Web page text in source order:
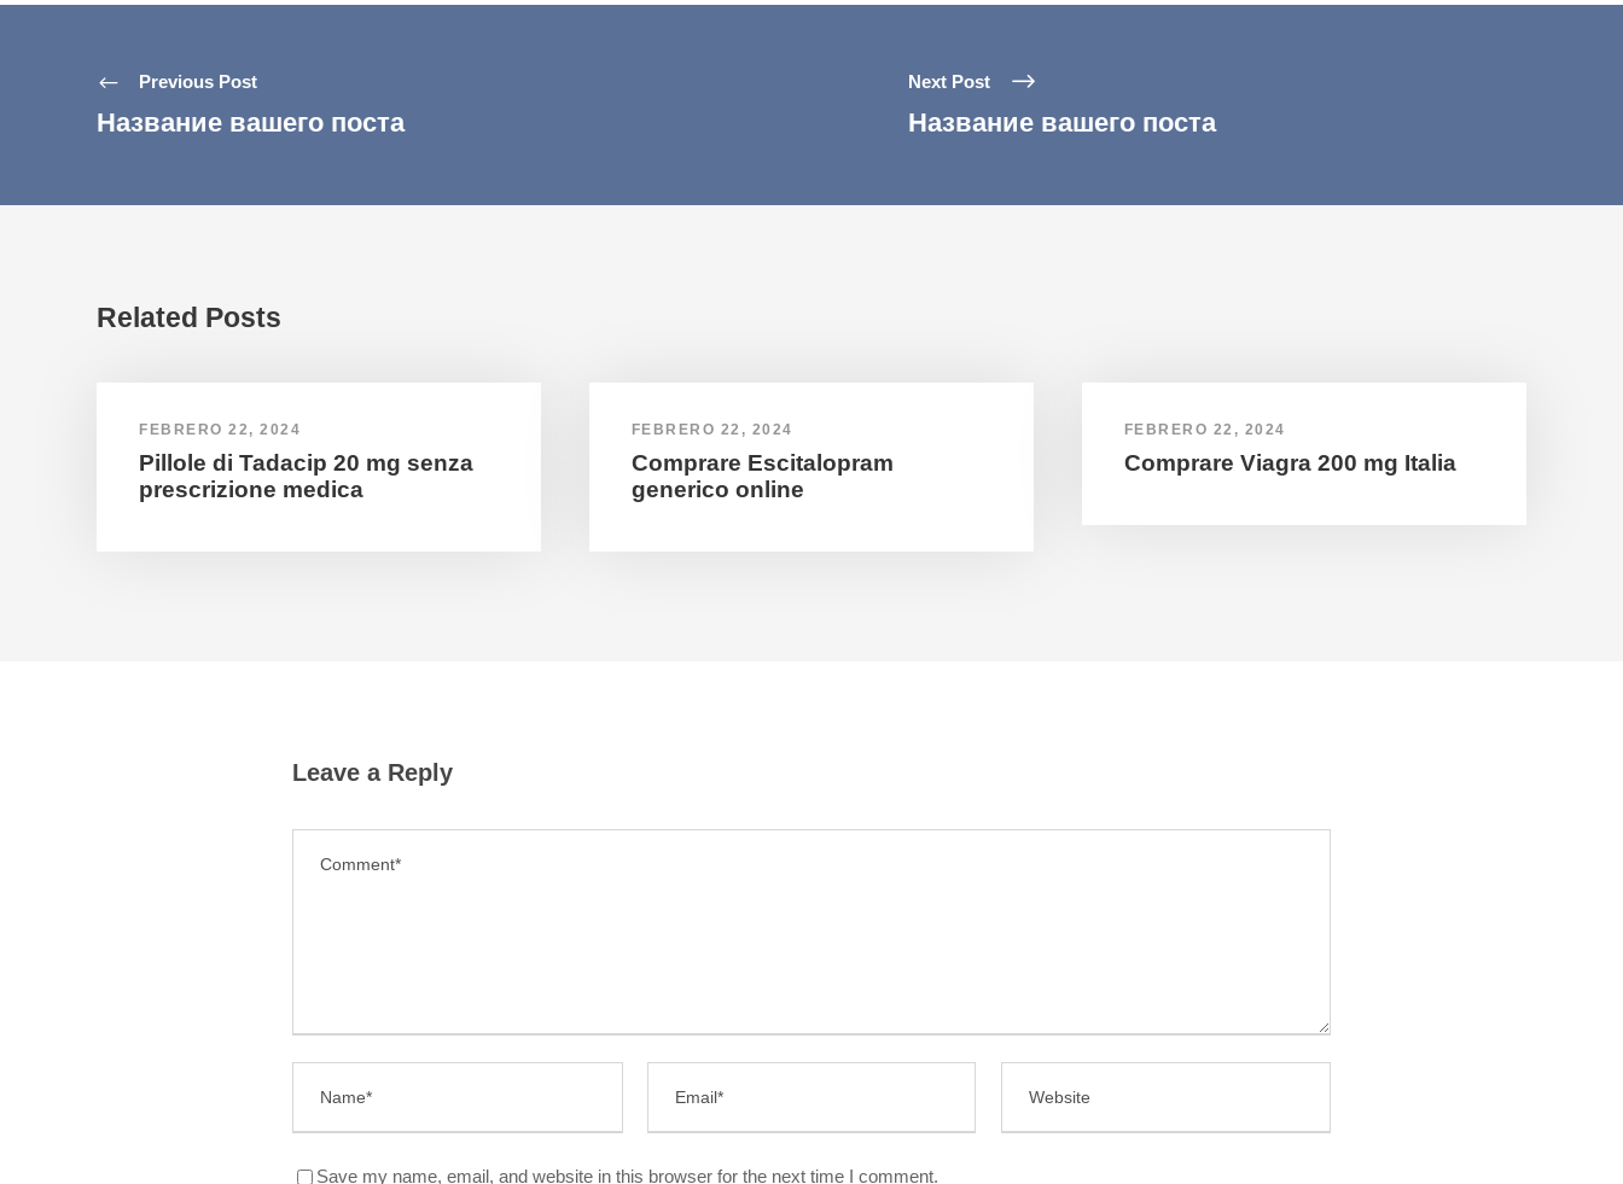
Previous Post
Название вашего поста
Next Post
Название вашего поста
Related Posts
FEBRERO 22, 2024
Pillole di Tadacip 20 mg senza
prescrizione medica
FEBRERO 22, 2024
Comprare Escitalopram
generico online
FEBRERO 22, 2024
Comprare Viagra 200 mg Italia
Leave a Reply
Save my name, email, and website in this browser for the next time I comment.